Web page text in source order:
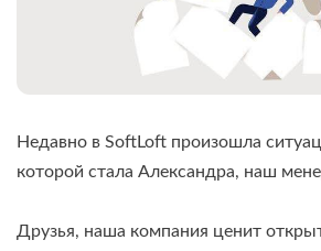
Недавно в SoftLoft произошла
которой стала Александра, наш
Друзья, наша компания ценит